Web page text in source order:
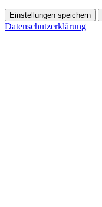
Einstellungen speichern
Datenschutzerklärung